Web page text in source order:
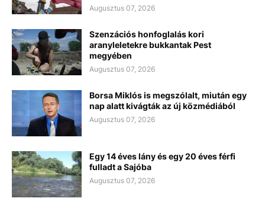
Augusztus 07, 2026
Szenzációs honfoglalás kori
aranyleletekre bukkantak Pest
megyében
Augusztus 07, 2026
Borsa Miklós is megszólalt, miután egy
nap alatt kivágták az új közmédiából
Augusztus 07, 2026
Egy 14 éves lány és egy 20 éves férfi
fulladt a Sajóba
Augusztus 07, 2026